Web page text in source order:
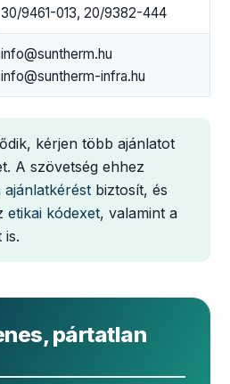
30/9461-013, 20/9382-444
info@suntherm.hu
info@suntherm-infra.hu
kérjen több ajánlatot
A szövetség ehhez
biztosít, és
etikai kódexet, valamint a
is.
pártatlan